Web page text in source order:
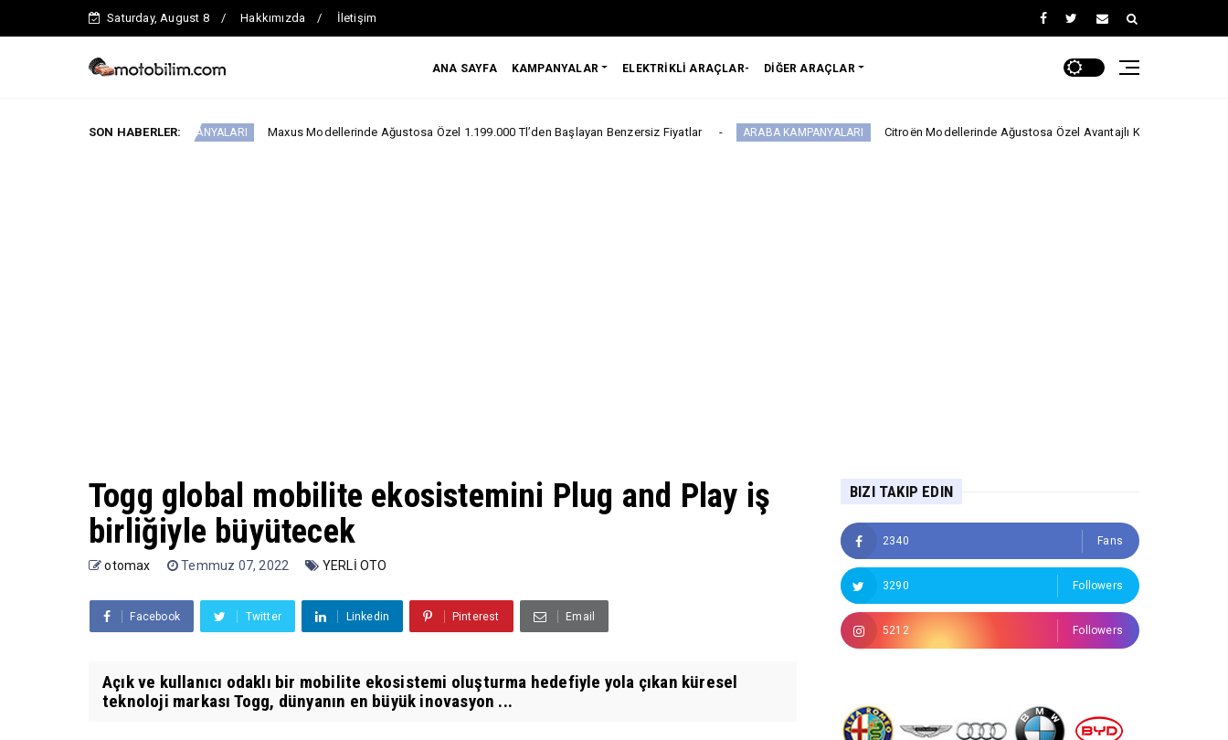
Saturday, August 8 Hakkımızda İletişim
ANA SAYFA KAMPANYALAR ELEKTRİKLİ ARAÇLAR- DİĞER ARAÇLAR
SON HABERLER:
ARABA KAMPANYALARI Maxus Modellerinde Ağustosa Özel 1.199.000 Tl’den Başlayan Benzersiz Fiyatlar ARABA KAMPANYALARI Citroën Modellerinde Ağustosa Özel Avantajlı Kredi İmkânları!
Togg global mobilite ekosistemini Plug and Play iş
birliğiyle büyütecek
otomax Temmuz 07, 2022 YERLİ OTO
Facebook Twitter Linkedin Pinterest Email
Açık ve kullanıcı odaklı bir mobilite ekosistemi oluşturma hedefiyle yola çıkan küresel
teknoloji markası Togg, dünyanın en büyük inovasyon ...
BIZI TAKIP EDIN
2340 Fans
3290 Followers
5212 Followers